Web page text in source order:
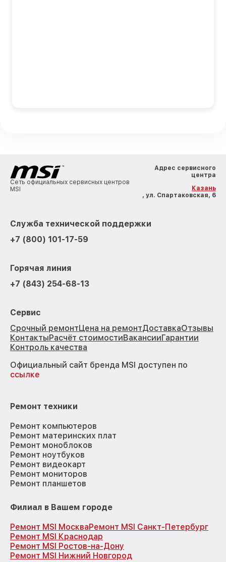
Сеть официальных сервисных центров
MSI
Адрес сервисного
центра
Казань
, ул. Спартаковская, 6
Служба технической поддержки
+7 (800) 101-17-59
Горячая линия
+7 (843) 254-68-13
Сервис
Срочный ремонтЦена на ремонтДоставкаОтзывы
КонтактыРасчёт стоимостиВакансииГарантии
Контроль качества
Официальный сайт бренда MSI доступен по
ссылке
Ремонт техники
Ремонт компьютеров
Ремонт материнских плат
Ремонт моноблоков
Ремонт ноутбуков
Ремонт видеокарт
Ремонт мониторов
Ремонт планшетов
Филиал в Вашем городе
Ремонт MSI МоскваРемонт MSI Санкт-Петербург
Ремонт MSI Краснодар
Ремонт MSI Ростов-на-Дону
Ремонт MSI Нижний Новгород